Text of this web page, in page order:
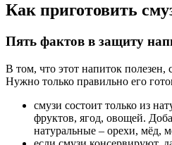
Как приготовить
Пять фактов в защиту
В том, что этот напиток полезен,
Нужно только правильно его
смузи состоит только из
фруктов, ягод, овощей.
натуральные – орехи, мёд,